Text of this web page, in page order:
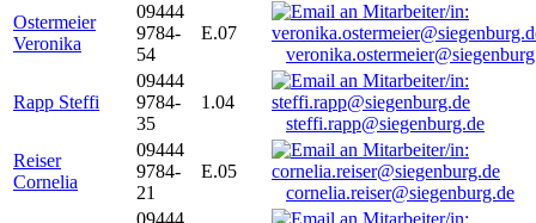
Ostermeier
Veronika
09444
9784-
54
E.07
Rapp Steffi
09444
9784-
35
1.04
steffi.rapp@siegenburg.de
Reiser
Cornelia
09444
9784-
21
E.05
cornelia.reiser@siegenburg.de